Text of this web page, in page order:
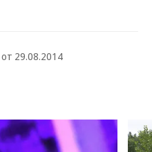
от 29.08.2014